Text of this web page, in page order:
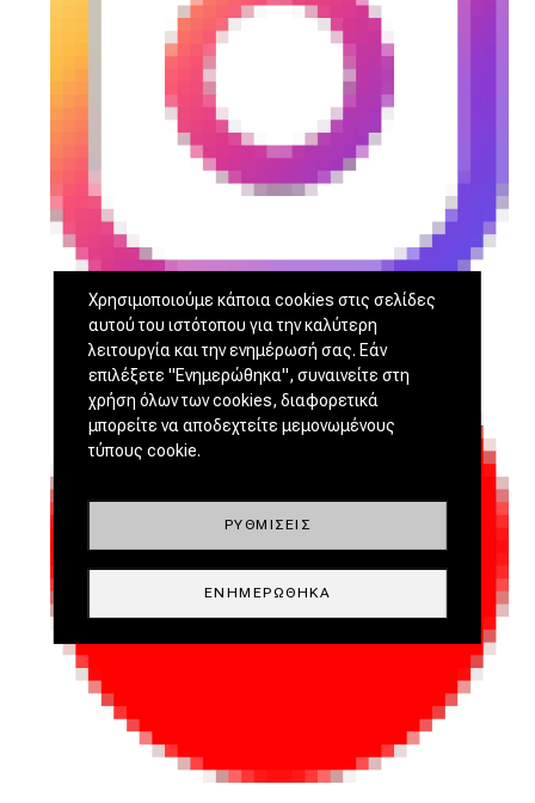
Χρησιμοποιούμε κάποια cookies στις σελίδες
αυτού του ιστότοπου για την καλύτερη
λειτουργία και την ενημέρωσή σας. Εάν
επιλέξετε "Ενημερώθηκα", συναινείτε στη
χρήση όλων των cookies, διαφορετικά
μπορείτε να αποδεχτείτε μεμονωμένους
τύπους cookie.
ΡΥΘΜΊΣΕΙΣ
ΕΝΗΜΕΡΏΘΗΚΑ